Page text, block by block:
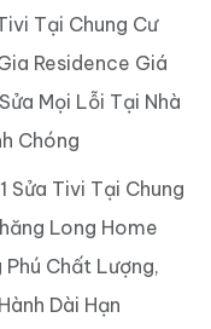
Tại Chung Cư
Residence Giá
Mọi Lỗi Tại Nhà
Chóng
Sửa Tivi Tại Chung
Long Home
Phú Chất Lượng,
Dài Hạn